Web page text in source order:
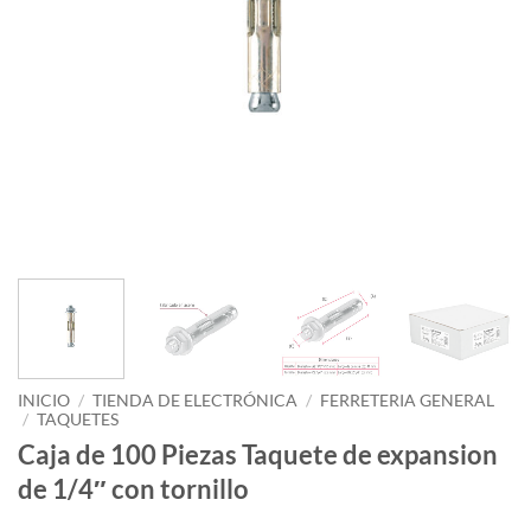
INICIO / TIENDA DE ELECTRÓNICA / FERRETERIA GENERAL
/ TAQUETES
Caja de 100 Piezas Taquete de expansion
de 1/4″ con tornillo